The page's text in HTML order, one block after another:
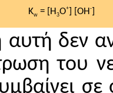
Kw = [H3O+] [OH-]
αυτή δεν
του